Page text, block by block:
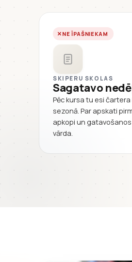
NE ĪPAŠNIEKAM
SKIPERU SKOLAS
Sagatavo
Pēc kursa tu esi
sezonā. Par apskati
apkopi un
vārda.